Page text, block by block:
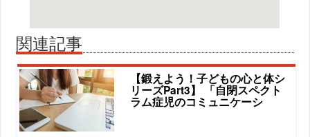
関連記事
【鍛えよう！子どもの心と体シ
リーズPart3】 「自閉スペクト
ラム症児のコミュニケーシ